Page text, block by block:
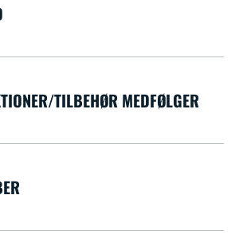
TILBEHØR MEDFØLGER